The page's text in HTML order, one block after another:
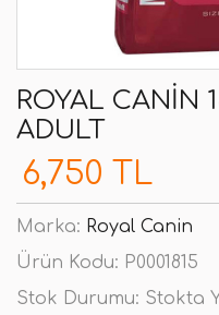
ROYAL CANIN
ADULT
6,750 TL
Marka: Royal Canin
Ürün Kodu: P0001815
Stok Durumu: Stokta